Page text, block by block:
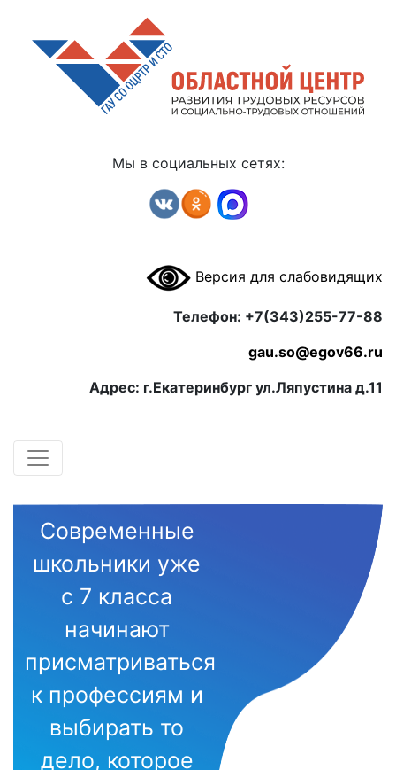
Мы в социальных сетях:
Версия для слабовидящих
Телефон: +7(343)255-77-88
gau.so@egov66.ru
Адрес: г.Екатеринбург ул.Ляпустина д.11
Современные
школьники уже
с 7 класса
начинают
присматриваться
к профессиям и
выбирать то
дело, которое